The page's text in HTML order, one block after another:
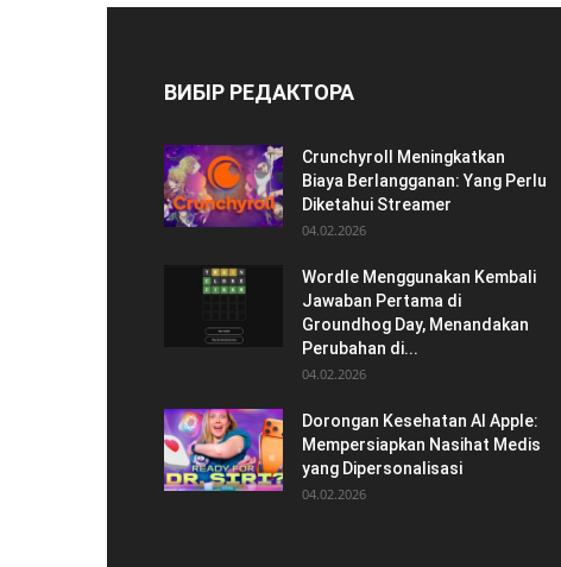
ВИБІР РЕДАКТОРА
Crunchyroll Meningkatkan
Biaya Berlangganan: Yang Perlu
Diketahui Streamer
04.02.2026
Wordle Menggunakan Kembali
Jawaban Pertama di
Groundhog Day, Menandakan
Perubahan di...
04.02.2026
Dorongan Kesehatan AI Apple:
Mempersiapkan Nasihat Medis
yang Dipersonalisasi
04.02.2026